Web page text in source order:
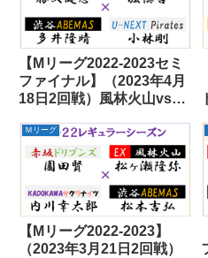
【Mリーグ2022-2023セミ
ファイナル】（2023年4月
18日2回戦）風林火山vsサ
パイレーツ
Ｍリーグ
【Mリーグ2022-2023】
（2023年3月21日2回戦）